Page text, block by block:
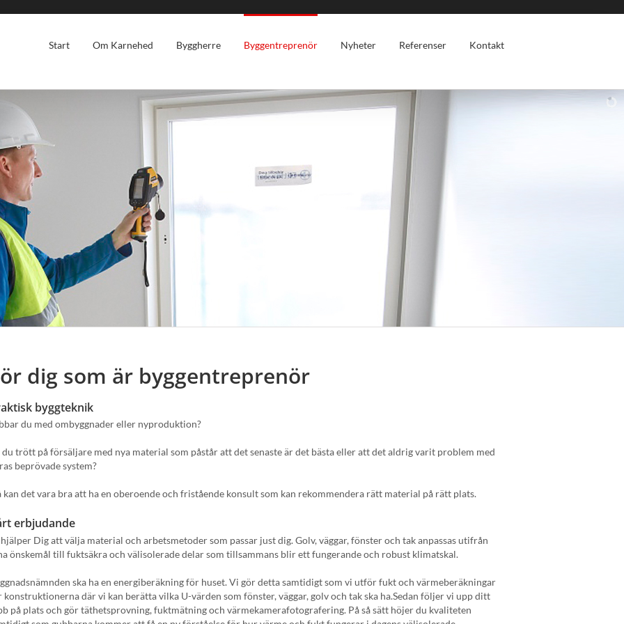
Start
Om Karnehed Byggherre Byggentreprenör Nyheter Referenser Kontakt
dig som är byggentreprenör
byggteknik
du med ombyggnader eller nyproduktion?
trött på försäljare med nya material som påstår att det senaste är det bästa eller att det aldrig varit problem med
beprövade system?
kan det vara bra att ha en oberoende och fristående konsult som kan rekommendera rätt material på rätt plats.
erbjudande
Dig att välja material och arbetsmetoder som passar just dig. Golv, väggar, fönster och tak anpassas utifrån
önskemål till fuktsäkra och välisolerade delar som tillsammans blir ett fungerande och robust klimatskal.
ska ha en energiberäkning för huset. Vi gör detta samtidigt som vi utför fukt och värmeberäkningar
konstruktionerna där vi kan berätta vilka U-värden som fönster, väggar, golv och tak ska ha.Sedan följer vi upp ditt
på plats och gör täthetsprovning, fuktmätning och värmekamerafotografering. På så sätt höjer du kvaliteten